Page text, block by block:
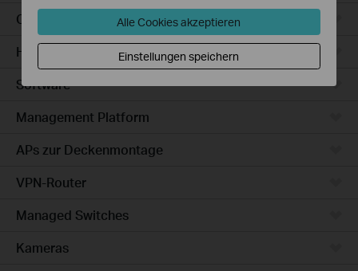
Cloud-Based
Hardware
Software
Management Platform
APs zur Deckenmontage
VPN-Router
Managed Switches
Kameras
Alle Cookies akzeptieren
Einstellungen speichern